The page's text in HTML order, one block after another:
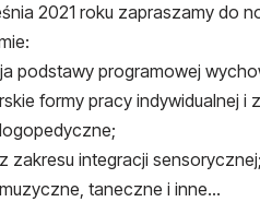
2021 roku zapraszamy do
podstawy programowej
formy pracy indywidualnej i
zakresu integracji sensorycznej;
taneczne i inne…